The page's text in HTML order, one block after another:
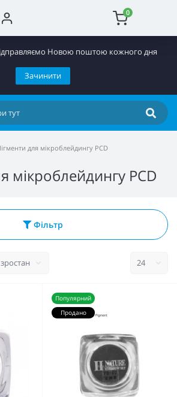
0
Новою поштою кожного дня
Зачинити
для мікроблейдингу PCD
мікроблейдингу PCD
Фільтр
Популярний
Продано